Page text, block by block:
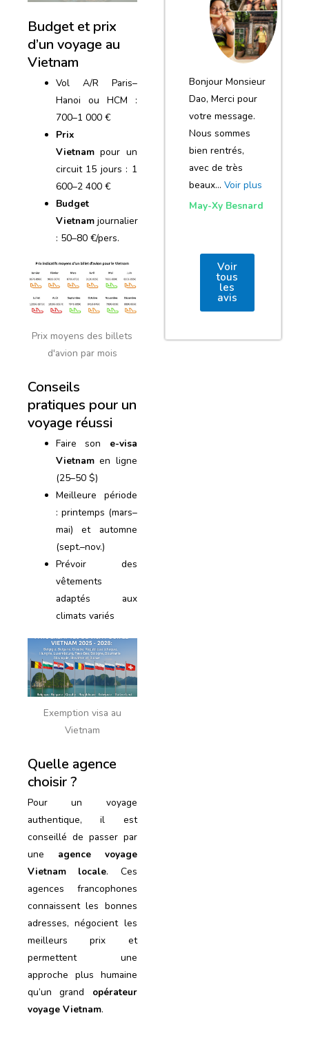
Budget et prix
d’un voyage au
Vietnam
Vol A/R Paris–
Hanoi ou HCM :
700–1 000 €
Prix
Vietnam pour un
circuit 15 jours : 1
600–2 400 €
Budget
Vietnam journalier
: 50–80 €/pers.
Prix ​​moyens des billets
d'avion par mois
Conseils
pratiques pour un
voyage réussi
Faire son e-visa
Vietnam en ligne
(25–50 $)
Meilleure période
: printemps (mars–
mai) et automne
(sept.–nov.)
Prévoir des
vêtements
adaptés aux
climats variés
Exemption visa au
Vietnam
Quelle agence
choisir ?
Pour un voyage
authentique, il est
conseillé de passer par
une agence voyage
Vietnam locale. Ces
agences francophones
connaissent les bonnes
adresses, négocient les
meilleurs prix et
permettent une
approche plus humaine
qu’un grand opérateur
voyage Vietnam.
notre voyage
et de votre
agence
Bonjour Monsieur
Dao, Merci pour
votre message.
Nous sommes
bien rentrés,
avec de très
beaux… Voir plus
May-Xy Besnard
Voir
tous
les
avis